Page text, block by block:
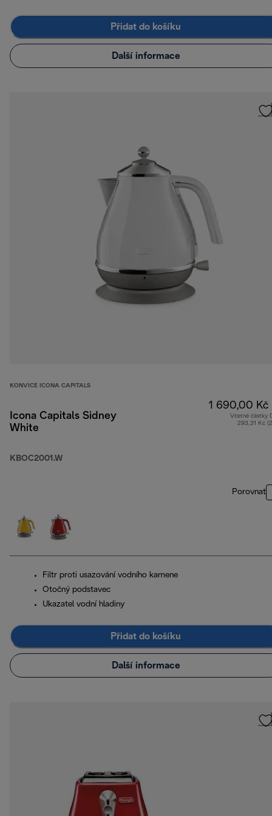
Přidat do košíku
Další informace
KONVICE ICONA CAPITALS
Icona Capitals Sidney
White
KBOC2001.W
1 690,00 Kč
Včetně částky
293,31 Kč
Porovnat
Filtr proti usazování vodního kamene
Otočný podstavec
Ukazatel vodní hladiny
Přidat do košíku
Další informace